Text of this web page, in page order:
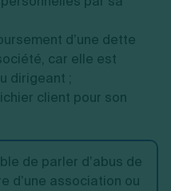
d’une dette
car elle est
dirigeant ;
client pour son
de parler d’abus de
d’une association ou